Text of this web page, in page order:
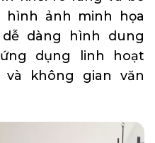
hình ảnh minh họa
dàng hình dung
dụng linh hoạt
không gian văn